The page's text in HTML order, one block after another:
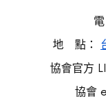
地 點：
協會官方
協會